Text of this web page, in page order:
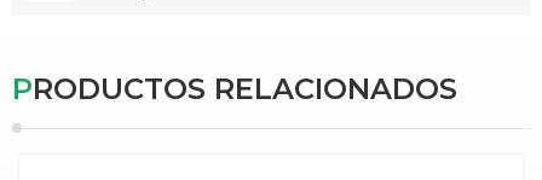
PRODUCTOS RELACIONADOS